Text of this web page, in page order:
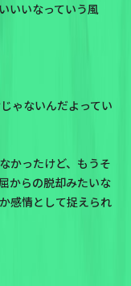
いいなっていう風
ゃないんだよってい
かったけど、もうそ
からの脱却みたいな
感情として捉えられ